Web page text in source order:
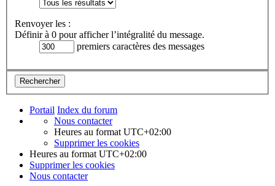
Renvoyer les :
Définir à 0 pour afficher l’intégralité du message.
premiers caractères des messages
Portail Index du forum
Nous contacter
Heures au format UTC+02:00
Supprimer les cookies
Heures au format UTC+02:00
Supprimer les cookies
Nous contacter